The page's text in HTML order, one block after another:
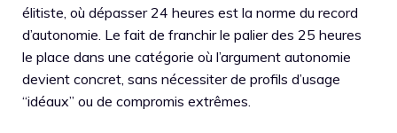
élitiste, où dépasser 24 heures est la norme du record
d’autonomie. Le fait de franchir le palier des 25 heures
le place dans une catégorie où l’argument autonomie
devient concret, sans nécessiter de profils d’usage
“idéaux” ou de compromis extrêmes.